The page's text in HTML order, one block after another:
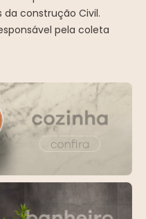
construção Civil.
pela coleta